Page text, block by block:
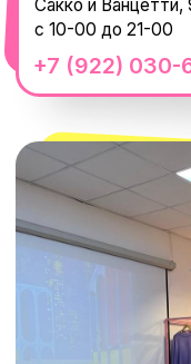
ТРК «Европолис Ростокино»
ул. Проспект Мира, 211 к2
с 10-00 до 22-00
Москва
смотреть в Яндекс.Картах
Нажимая "Подписаться", вы
СЕКРЕТНЫЕ
НА МЕРОПРИЯТИЯ И
РАНЬШЕ ВСЕХ